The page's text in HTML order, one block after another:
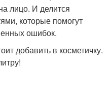
лицо. И делится
которые помогут
ошибок.
добавить в косметичку.